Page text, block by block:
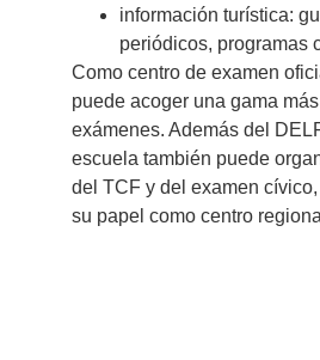
información turística:
periódicos, programas
Como centro de examen
puede acoger una gama
exámenes. Además del
escuela también puede
del TCF y del examen
su papel como centro